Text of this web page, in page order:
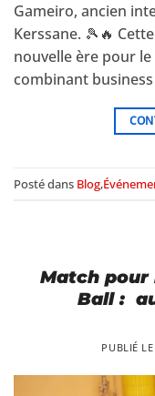
Gameiro, ancien
Kerssane. 🎾🔥
nouvelle ère pour
combinant
Posté dans Blog,
Match pour
Ball :
PUBLIÉ LE